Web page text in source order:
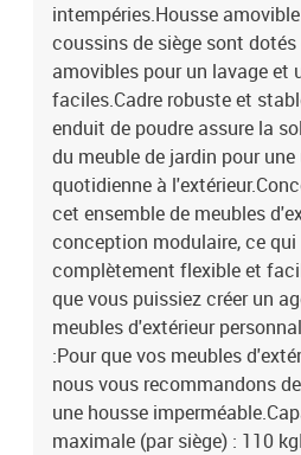
intempéries.Housse
coussins de siège sont dotés
amovibles pour un lavage et
faciles.Cadre robuste et
enduit de poudre assure la
du meuble de jardin pour
quotidienne à
cet ensemble de meubles
conception modulaire, ce qui
complètement flexible et
que vous puissiez créer un
meubles d'extérieur
:Pour que vos meubles
nous vous recommandons
une housse
maximale (par siège) : 110